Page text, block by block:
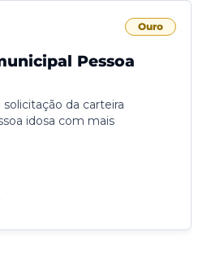
Ouro
Pessoa
da carteira
idosa com mais